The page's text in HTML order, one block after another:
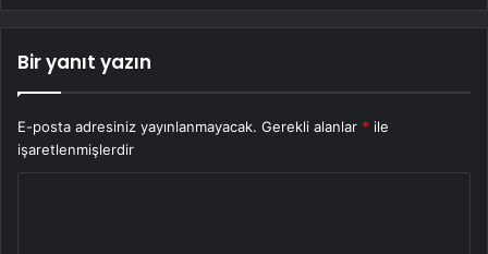
Bir yanıt yazın
E-posta adresiniz yayınlanmayacak. Gerekli alanlar * ile
işaretlenmişlerdir